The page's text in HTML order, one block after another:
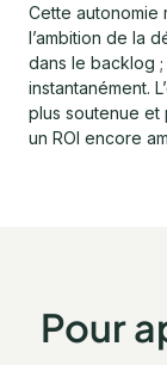
Cette autonomie
l’ambition de la
dans le backlog
instantanément.
plus soutenue et
un ROI encore
Pour